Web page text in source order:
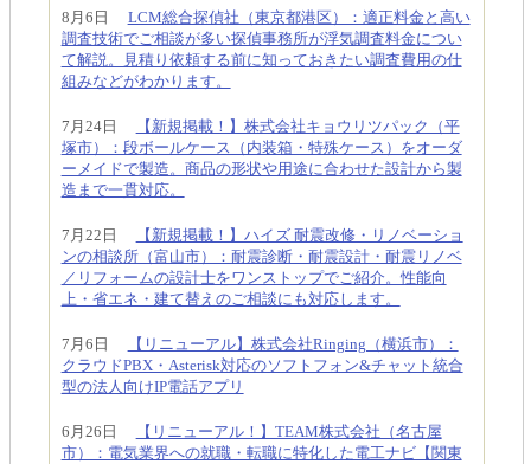
8月6日 LCM総合探偵社（東京都港区）：適正料金と高い
調査技術でご相談が多い探偵事務所が浮気調査料金につい
て解説。見積り依頼する前に知っておきたい調査費用の仕
組みなどがわかります。
7月24日
【新規掲載！】株式会社キョウリツパック（平
塚市）：段ボールケース（内装箱・特殊ケース）をオーダ
ーメイドで製造。商品の形状や用途に合わせた設計から製
造まで一貫対応。
7月22日
【新規掲載！】ハイズ 耐震改修・リノベーショ
ンの相談所（富山市）：耐震診断・耐震設計・耐震リノベ
／リフォームの設計士をワンストップでご紹介。性能向
上・省エネ・建て替えのご相談にも対応します。
7月6日
【リニューアル】株式会社Ringing（横浜市）：
クラウドPBX・Asterisk対応のソフトフォン&チャット統合
型の法人向けIP電話アプリ
6月26日
【リニューアル！】TEAM株式会社（名古屋
市）：電気業界への就職・転職に特化した電工ナビ【関東